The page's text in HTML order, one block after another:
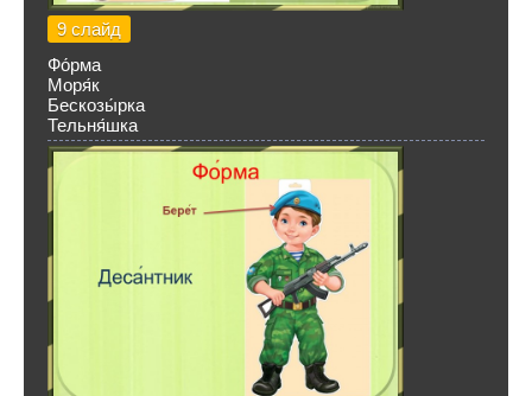
9 слайд
Фо́рма
Моря́к
Бескозы́рка
Тельня́шка